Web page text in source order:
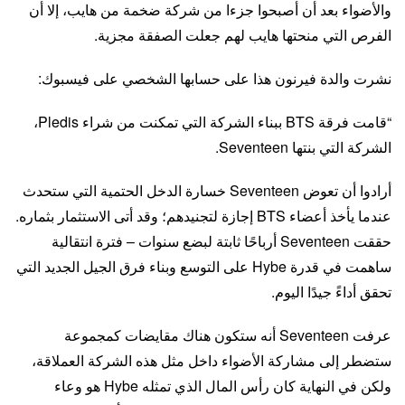
والأضواء بعد أن أصبحوا جزءا من شركة ضخمة من هايب، إلا أن
الفرص التي منحتها هايب لهم جعلت الصفقة مجزية.
نشرت والدة فيرنون هذا على حسابها الشخصي على فيسبوك:
“قامت فرقة BTS ببناء الشركة التي تمكنت من شراء Pledis،
الشركة التي بنتها Seventeen.
أرادوا أن تعوض Seventeen خسارة الدخل الحتمية التي ستحدث
عندما يأخذ أعضاء BTS إجازة لتجنيدهم؛ وقد أتى الاستثمار بثماره.
حققت Seventeen أرباحًا ثابتة لبضع سنوات – فترة انتقالية
ساهمت في قدرة Hybe على التوسع وبناء فرق الجيل الجديد التي
تحقق أداءً جيدًا اليوم.
عرفت Seventeen أنه ستكون هناك مقايضات كمجموعة
ستضطر إلى مشاركة الأضواء داخل مثل هذه الشركة العملاقة،
ولكن في النهاية كان رأس المال الذي تمثله Hybe هو وعاء